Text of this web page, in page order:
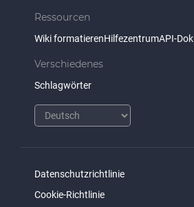
Ressourcen
Wiki formatierenHilfezentrumAPI-
Verschiedenes
Schlagwörter
Datenschutzrichtlinie
Cookie-Richtlinie